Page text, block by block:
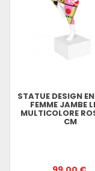
STATUE DESIGN
FEMME JAMBE
MULTICOLORE
CM